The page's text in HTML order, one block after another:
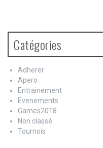
Catégories
Adherer
Apero
Entrainement
Evenements
Games2018
Non classé
Tournois